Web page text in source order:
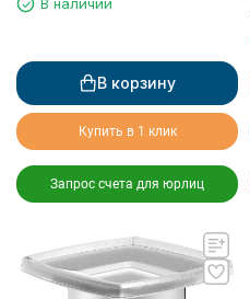
В корзину
Купить в 1 клик
Запрос счета для юрлиц